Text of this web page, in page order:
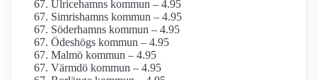
Ulricehamns kommun – 4.95
Simrishamns kommun – 4.95
Söderhamns kommun – 4.95
Ödeshögs kommun – 4.95
Malmö kommun – 4.95
Värmdö kommun – 4.95